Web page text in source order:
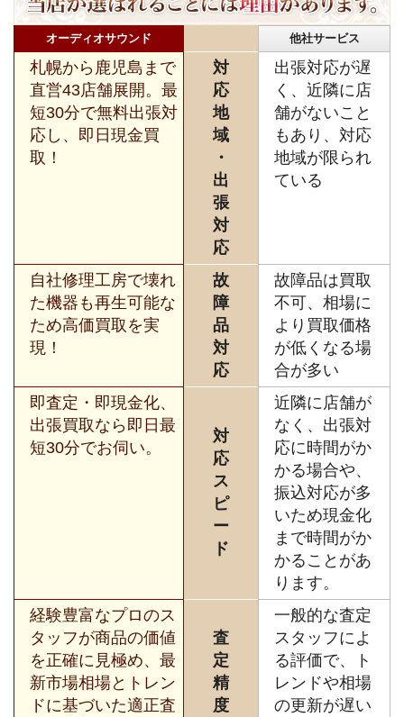
オーディオサウンド 他社サービス
札幌から鹿児島まで
直営43店舗展開。最
短30分で無料出張対
応し、即日現金買
取！
対
応
地
域
・
出
張
対
応
出張対応が遅
く、近隣に店
舗がないこと
もあり、対応
地域が限られ
ている
自社修理工房で壊れ
た機器も再生可能な
ため高価買取を実
現！
故
障
品
対
応
故障品は買取
不可、相場に
より買取価格
が低くなる場
合が多い
即査定・即現金化、
出張買取なら即日最
短30分でお伺い。
対
応
ス
ピ
ー
ド
近隣に店舗が
なく、出張対
応に時間がか
かる場合や、
振込対応が多
いため現金化
まで時間がか
かることがあ
ります。
経験豊富なプロのス
タッフが商品の価値
を正確に見極め、最
新市場相場とトレン
ドに基づいた適正査
査
定
精
度
一般的な査定
スタッフによ
る評価で、ト
レンドや相場
の更新が遅い